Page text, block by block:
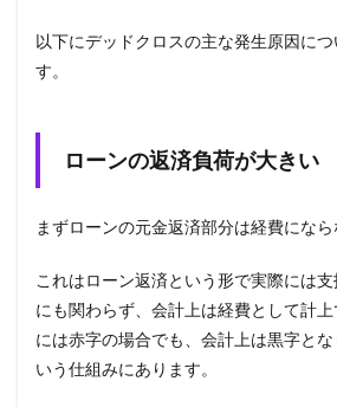
以下にデッドクロスの主な発生原因に
す。
ローンの返済負荷が大きい
まずローンの元金返済部分は経費になら
これはローン返済という形で実際には
にも関わらず、会計上は経費として計
には赤字の場合でも、会計上は黒字と
いう仕組みにあります。